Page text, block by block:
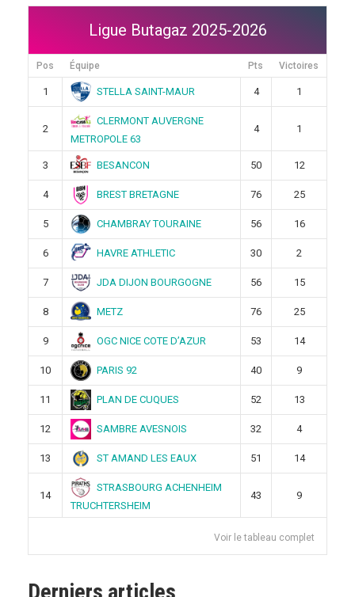
Ligue Butagaz 2025-2026
Pos Équipe Pts Victoires
1 STELLA SAINT-MAUR 4 1
2
CLERMONT AUVERGNE
METROPOLE 63
4 1
3 BESANCON 50 12
4 BREST BRETAGNE 76 25
5 CHAMBRAY TOURAINE 56 16
6 HAVRE ATHLETIC 30 2
7 JDA DIJON BOURGOGNE 56 15
8 METZ 76 25
9 OGC NICE COTE D’AZUR 53 14
10 PARIS 92 40 9
11 PLAN DE CUQUES 52 13
12 SAMBRE AVESNOIS 32 4
13 ST AMAND LES EAUX 51 14
14
STRASBOURG ACHENHEIM
TRUCHTERSHEIM
43 9
Voir le tableau complet